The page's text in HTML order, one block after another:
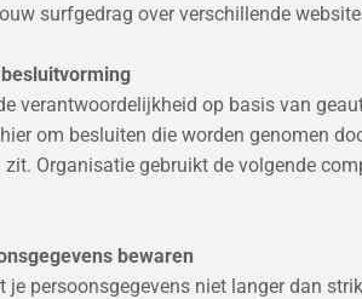
surfgedrag over verschillende
verantwoordelijkheid op basis van
om besluiten die worden genomen
Organisatie gebruikt de volgende
bewaren
je persoonsgegevens niet langer dan